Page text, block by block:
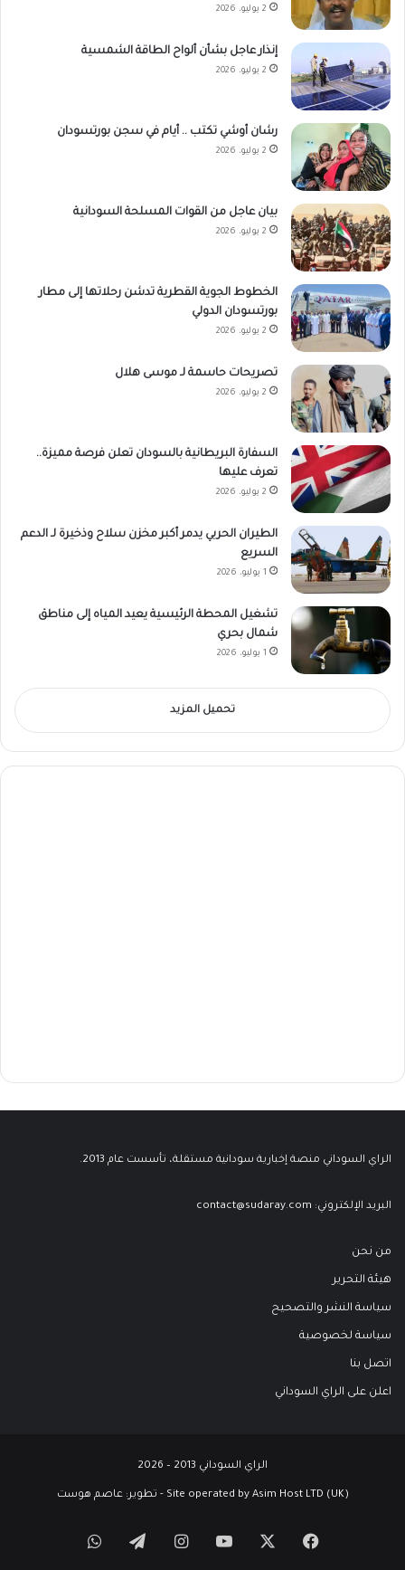
2 يوليو، 2026
إنذار عاجل بشأن ألواح الطاقة الشمسية
2 يوليو، 2026
رشان أوشي تكتب .. أيام في سجن بورتسودان
2 يوليو، 2026
بيان عاجل من القوات المسلحة السودانية
2 يوليو، 2026
الخطوط الجوية القطرية تدشن رحلاتها إلى مطار
بورتسودان الدولي
2 يوليو، 2026
تصريحات حاسمة لـ موسى هلال
2 يوليو، 2026
السفارة البريطانية بالسودان تعلن فرصة مميزة..
تعرف عليها
2 يوليو، 2026
الطيران الحربي يدمر أكبر مخزن سلاح وذخيرة لـ الدعم
السريع
1 يوليو، 2026
تشغيل المحطة الرئيسية يعيد المياه إلى مناطق
شمال بحري
1 يوليو، 2026
تحميل المزيد
الراي السوداني منصة إخبارية سودانية مستقلة، تأسست عام 2013.
البريد الإلكتروني: contact@sudaray.com
من نحن
هيئة التحرير
سياسة النشر والتصحيح
سياسة لخصوصية
اتصل بنا
اعلن على الراي السوداني
الراي السوداني 2013 – 2026
Site operated by Asim Host LTD (UK) - تطوير: عاصم هوست
فيسبوك ‫YouTubeانستقرامتيلقرامواتساب